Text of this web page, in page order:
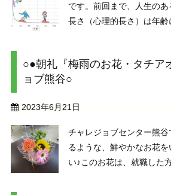
です。前回まで、人生の
長さ（心理的長さ）は年齢
学習する人（学習者）、
（働く人）、家庭人な ...
○●朝礼『梅雨のお花・タチ
ョブ熊谷○
2023年6月21日
チャレジョブセンター熊
るような、鮮やかなお花
い♪このお花は、就職した